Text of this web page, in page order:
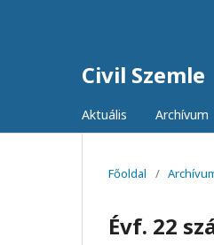
Civil Szemle
Aktuális Archívum
Főoldal /
Évf. 22